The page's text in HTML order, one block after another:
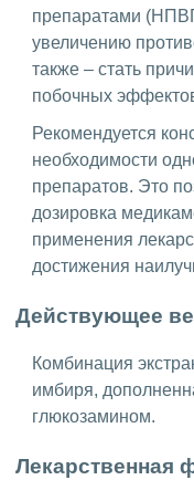
препаратами
увеличению
также – стать
побочных
Рекомендуется
необходимости
препаратов. Это
дозировка
применения
достижения
Действующее
Комбинация
имбиря,
глюкозамином.
Лекарственная